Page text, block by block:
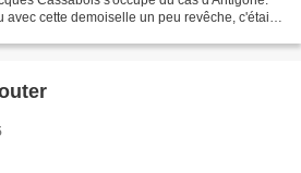
avec cette demoiselle un peu revêche, c'était